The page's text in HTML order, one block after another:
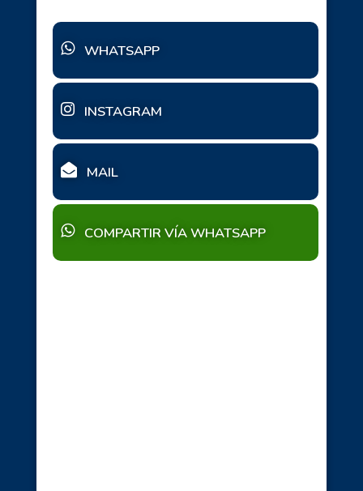
WHATSAPP
INSTAGRAM
MAIL
COMPARTIR VÍA WHATSAPP